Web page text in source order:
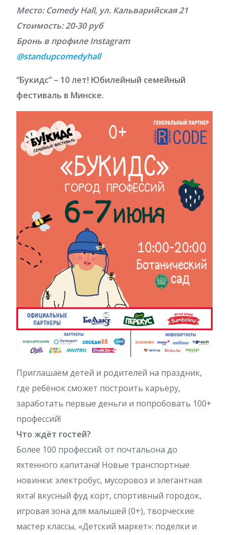
Место: Comedy Hall, ул. Кальварийская 21
Стоимость: 20-30 руб
Бронь в профиле Instagram
@standupcomedyhall
“Букидс” – 10 лет! Юбилейный семейный
фестиваль в Минске.
Приглашаем детей и родителей на праздник,
где ребёнок сможет построить карьеру,
заработать первые деньги и попробовать 100+
профессий!
Что ждёт гостей?
Более 100 профессий: от почтальона до
яхтенного капитана! Новые транспортные
новинки: электробус, мусоровоз и элегантная
яхта! вкусный фуд корт, спортивный городок,
игровая зона для малышей (0+), творческие
мастер классы, «Детский маркет»: поделки и